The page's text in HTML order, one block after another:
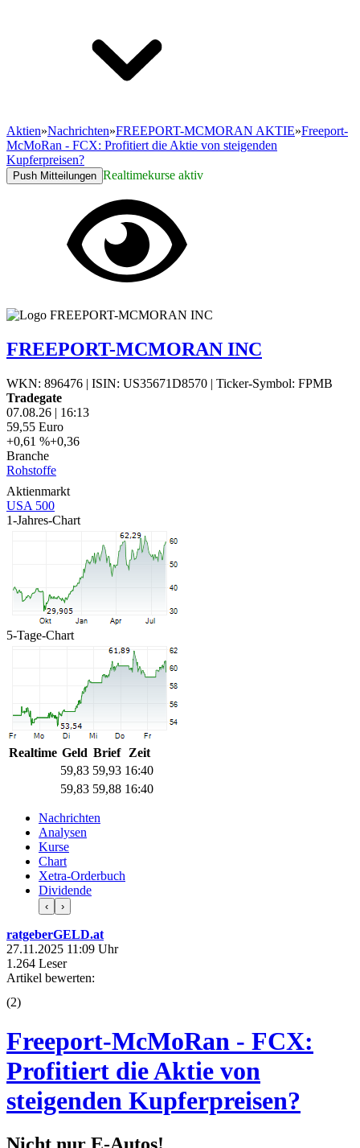
Aktien»Nachrichten»FREEPORT-MCMORAN AKTIE»Freeport-
McMoRan - FCX: Profitiert die Aktie von steigenden
Kupferpreisen?
Push Mitteilungen Realtimekurse aktiv
FREEPORT-MCMORAN INC
WKN: 896476 | ISIN: US35671D8570 | Ticker-Symbol: FPMB
Tradegate
07.08.26 | 16:13
59,55 Euro
+0,61 %+0,36
Branche
Rohstoffe
Aktienmarkt
USA 500
1-Jahres-Chart
5-Tage-Chart
Realtime Geld Brief
Zeit
59,84 59,91 16:40
59,83 59,90 16:40
Nachrichten
Analysen
Kurse
Chart
Xetra-Orderbuch
Dividende
‹ ›
ratgeberGELD.at
27.11.2025 11:09 Uhr
1.264 Leser
Artikel bewerten:
(2)
Freeport-McMoRan - FCX:
Profitiert die Aktie von
steigenden Kupferpreisen?
Nicht nur E-Autos!